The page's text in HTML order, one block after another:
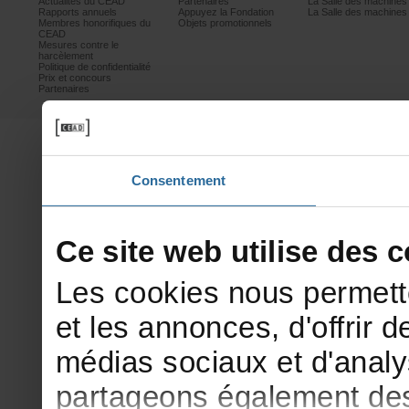
Consentement
Rapportsannuels
Membreshonorifiquesdu
CEAD
Mesurescontrele
harcèlement
Politiquedeconfidentialité
Prixetconcours
Partenaires
AppuyezlaFondation
Objetspromotionnels